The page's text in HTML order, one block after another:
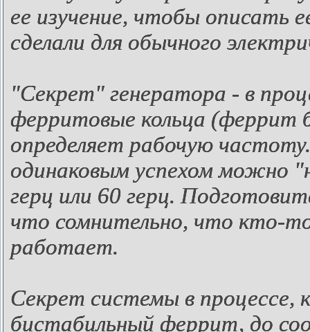
ее изучение, чтобы описать
сделали для обычного
"Секрет" генератора - в
ферритовые кольца (феррит
определяет рабочую
одинаковым успехом можно
герц или 60 герц.
что сомнительно, что кто-
работает.
Секрет системы в процессе,
бистабильный феррит, до